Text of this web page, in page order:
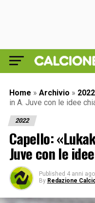
Home » Archivio » 2022
in A. Juve con le idee
2022
Capello:
Juve con le
Published 4 anni ago
By Redazione